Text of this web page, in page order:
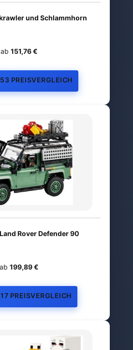
und Schlammhorn
ab 151,76 €
PREISVERGLEICH
Rover Defender 90
ab 199,89 €
PREISVERGLEICH